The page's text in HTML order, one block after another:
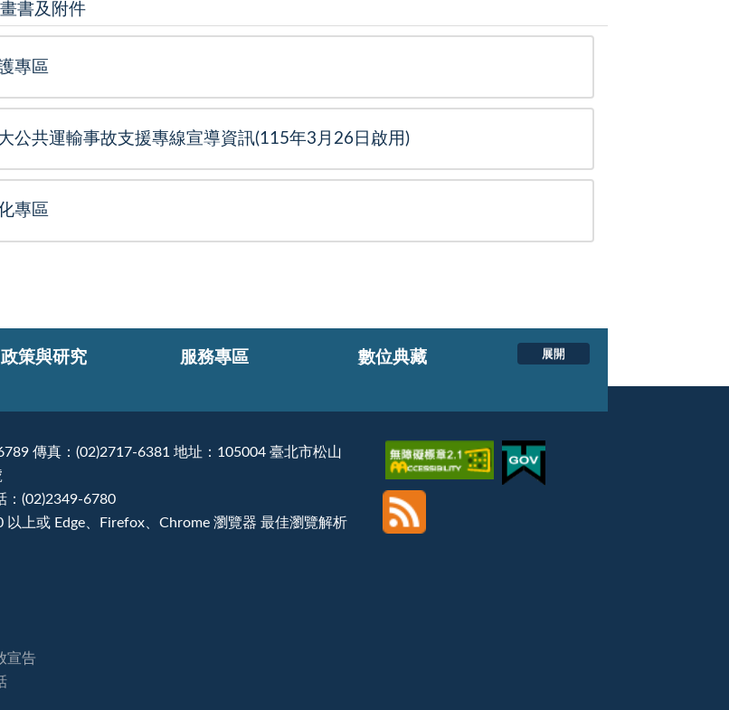
書及附件
專區
公共運輸事故支援專線宣導資訊(115年3月26日啟用)
專區
展開
政策與研究 服務專區 數位典藏
傳真：(02)2717-6381 地址：105004 臺北市松山
：(02)2349-6780
以上或 Edge、Firefox、Chrome 瀏覽器 最佳瀏覽解析
宣告